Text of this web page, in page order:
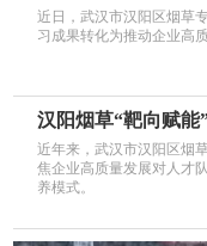
近日，武汉市汉阳区烟草
习成果转化为推动企业高
汉阳烟草“靶向赋能
近年来，武汉市汉阳区烟
焦企业高质量发展对人才
养模式。